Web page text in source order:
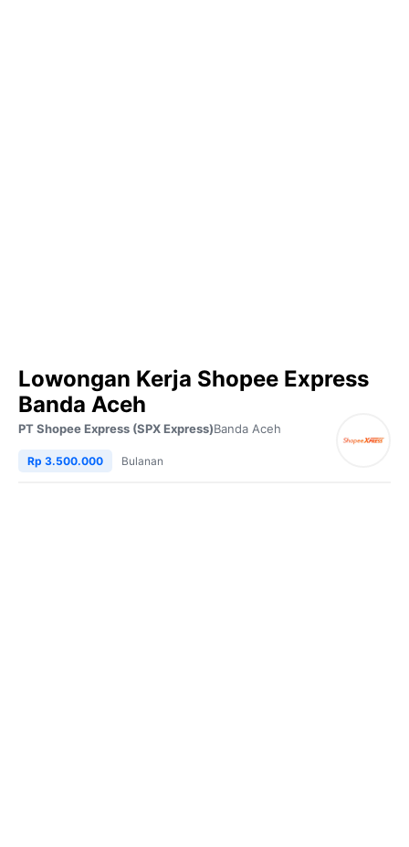
Lowongan Kerja Shopee Express
Banda Aceh
PT Shopee Express (SPX Express)Banda Aceh
Rp 3.500.000 Bulanan